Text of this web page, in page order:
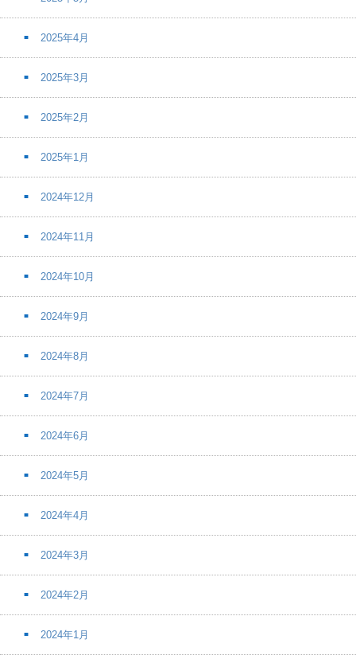
2025年4月
2025年3月
2025年2月
2025年1月
2024年12月
2024年11月
2024年10月
2024年9月
2024年8月
2024年7月
2024年6月
2024年5月
2024年4月
2024年3月
2024年2月
2024年1月